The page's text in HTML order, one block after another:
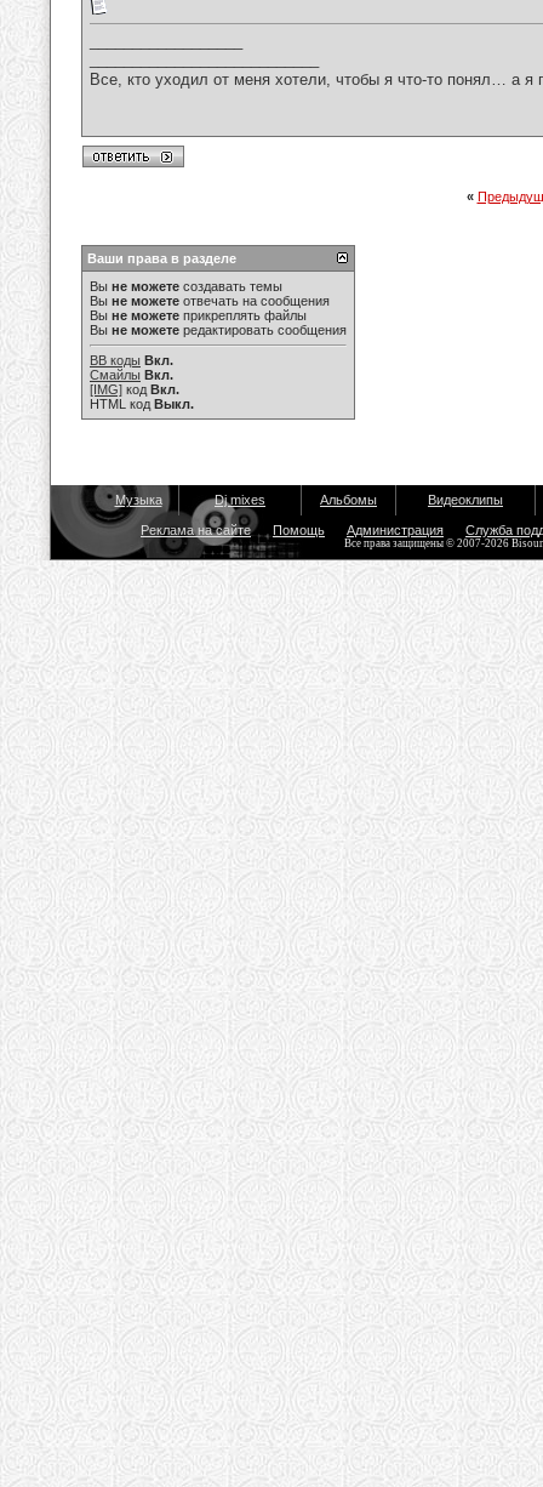
Все, кто уходил от меня хотели, чтобы я что-то понял… а
«
Ваши права в разделе
Вы не можете создавать темы
Вы не можете отвечать на сообщения
Вы не можете прикреплять файлы
Вы не можете редактировать сообщения
BB коды Вкл.
Смайлы Вкл.
[IMG] код Вкл.
HTML код Выкл.
Музыка Dj mixes Альбомы Видеоклипы
Реклама на сайте Помощь Администрация Служба
Все права защищены © 2007-2026